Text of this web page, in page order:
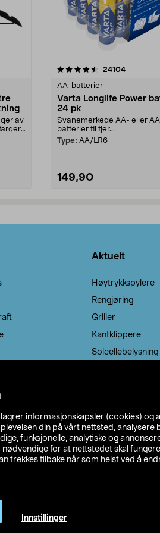
informasjonskapsler (cookies) og
din på vårt nettsted, analysere
funksjonelle, analytiske og
for at nettstedet skal
trekkes tilbake når som helst ved å
Innstillinger
av
24104
AA-batterier
Varta Longlife Power
24 pk
Svanemerkede AA- eller
batterier til fjer...
Type: AA/LR6
149,90
4.5av 5 stjerner
Aktuelt
Høytrykkspylere
Rengjøring
Griller
Kantklippere
Solcellebelysning